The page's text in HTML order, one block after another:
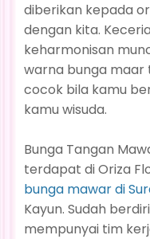
diberikan kepada
dengan kita.
keharmonisan
warna bunga maar
cocok bila kamu
kamu wisuda.
Bunga Tangan
terdapat di Oriza
bunga mawar di
Kayun. Sudah
mempunyai tim